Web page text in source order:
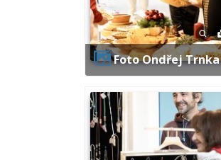
Foto Ondřej Trnka